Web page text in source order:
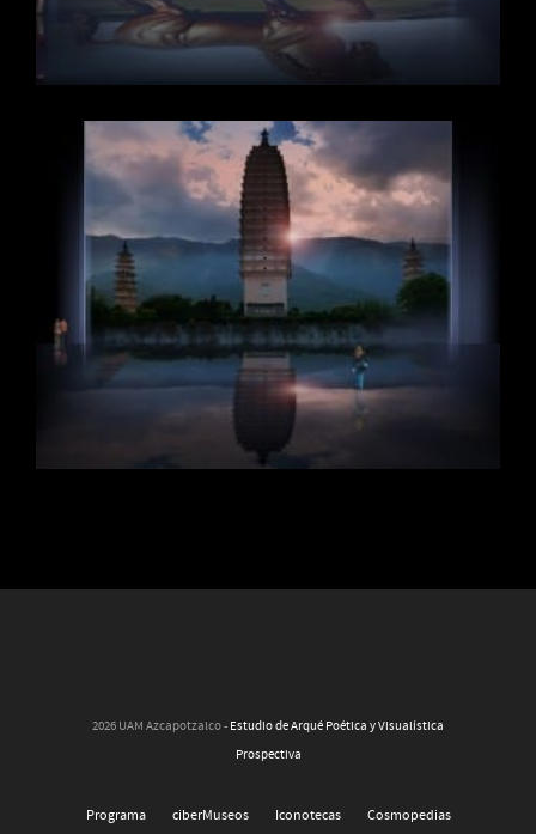
2026 UAM Azcapotzalco - Estudio de Arqué Poética y Visualística
Prospectiva
Programa ciberMuseos Iconotecas Cosmopedias